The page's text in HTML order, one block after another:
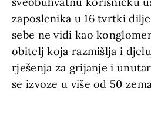
zaposlenika u 16 tvrtki
sebe ne vidi kao
obitelj koja razmišlja i
rješenja za grijanje i
se izvoze u više od 50